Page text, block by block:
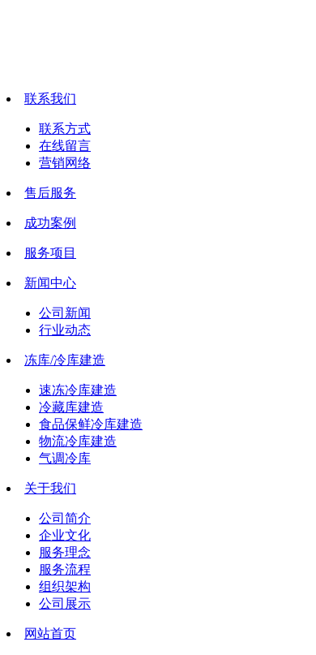
联系我们
联系方式
在线留言
营销网络
售后服务
成功案例
服务项目
新闻中心
公司新闻
行业动态
冻库/冷库建造
速冻冷库建造
冷藏库建造
食品保鲜冷库建造
物流冷库建造
气调冷库
关于我们
公司简介
企业文化
服务理念
服务流程
组织架构
公司展示
网站首页